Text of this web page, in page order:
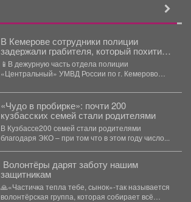
В Кемерове сотрудники полиции
задержали грабителя, который похитил
из магазина коробку с деньгами
📱В дежурную часть отдела полиции
«Центральный» УМВД России по г. Кемерово
«Чудо в пробирке»: почти 200
кузбасских семей стали родителями
В Кузбассе200 семей стали родителями
благодаря ЭКО – при том что в этом году число...
️ Волонтёры дарят заботу нашим
защитникам
🙏«Частичка тепла тебе, сынок»-так называется
волонтёрская группа, которая собирает всё